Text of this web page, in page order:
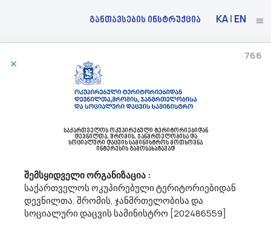
განთავსების ინსტრუქცია KA| EN
Ა(ა)იპ Დედოფლისწყაროს Მუნიციპალიტეტის Კულტურის, Სპორტისა Და
92320000 - ხელონების ობიექტების მართვასთან დაკავშირებული
10/06/2026
სპორტისა და ახალგაზრდობის ცენტრი ს/კ 428531092
dedoplistsYth@procurement.gov.geთეატრალურ ,,ბერიკონი “ -
სთვის დეკორაციების დამზადება.CPV - 92320000
საქართველოს ოკუპირებული ტერიტორიებიდან
დევნილთა, შრომის, ჯანმრთელობისა და
სოციალური დაცვის სამინისტროს მოთხოვნა
ინტერესის გამოსახატავად
შემსყიდველი ორგანიზაცია :
საქართველოს ოკუპირებული ტერიტორიებიდან
დევნილთა, შრომის, ჯანმრთელობისა და
სოციალური დაცვის სამინისტრო [202486559]
766